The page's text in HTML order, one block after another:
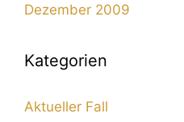
Dezember 2009
Kategorien
Aktueller Fall